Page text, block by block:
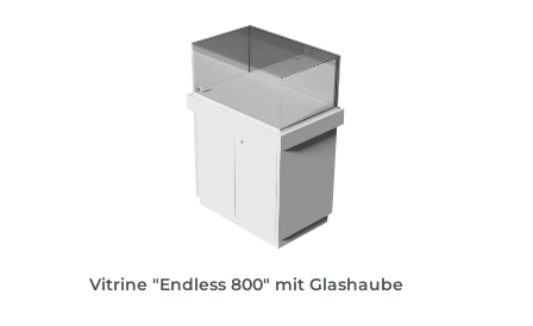
Vitrine "Endless 800" mit Glashaube